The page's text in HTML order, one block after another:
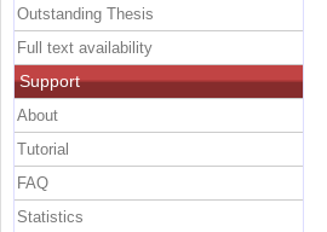
Outstanding Thesis
Full text availability
Support
About
Tutorial
FAQ
Statistics